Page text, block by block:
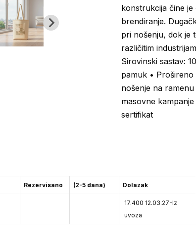
konstrukcija čine
brendiranje.
pri nošenju, dok je
različitim
Sirovinski sastav:
pamuk •
nošenje na
masovne
sertifikat
Rezervisano (2-5 dana) Dolazak
17.400 12.03.27-Iz
uvoza